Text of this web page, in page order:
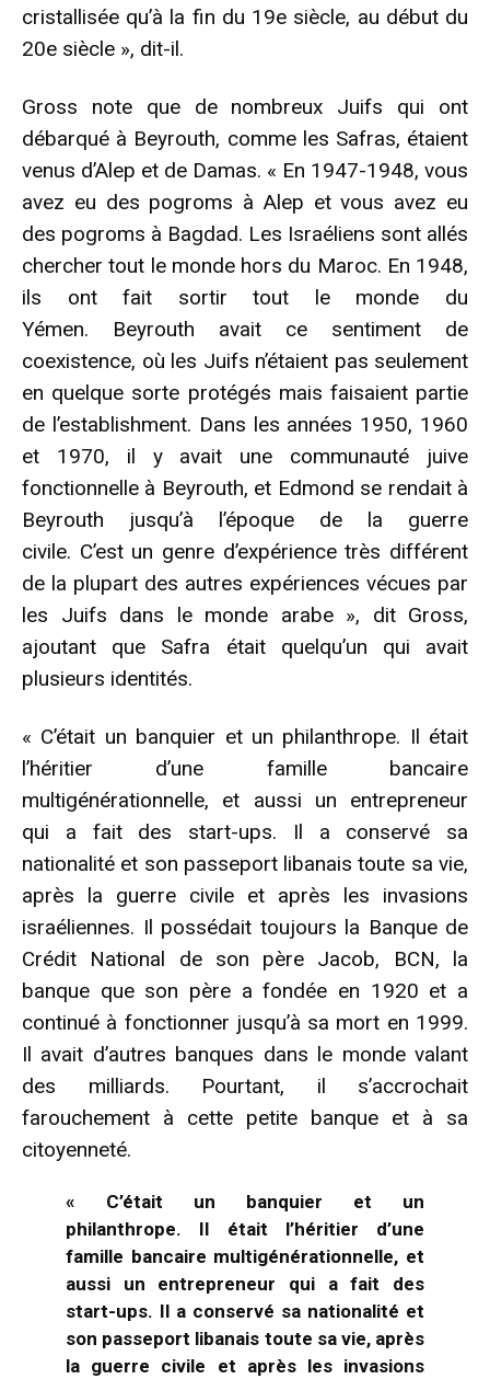
cristallisée qu’à la fin du 19e siècle, au début du
20e siècle », dit-il.
Gross note que de nombreux Juifs qui ont
débarqué à Beyrouth, comme les Safras, étaient
venus d’Alep et de Damas. « En 1947-1948, vous
avez eu des pogroms à Alep et vous avez eu
des pogroms à Bagdad. Les Israéliens sont allés
chercher tout le monde hors du Maroc. En 1948,
ils ont fait sortir tout le monde du
Yémen. Beyrouth avait ce sentiment de
coexistence, où les Juifs n’étaient pas seulement
en quelque sorte protégés mais faisaient partie
de l’establishment. Dans les années 1950, 1960
et 1970, il y avait une communauté juive
fonctionnelle à Beyrouth, et Edmond se rendait à
Beyrouth jusqu’à l’époque de la guerre
civile. C’est un genre d’expérience très différent
de la plupart des autres expériences vécues par
les Juifs dans le monde arabe », dit Gross,
ajoutant que Safra était quelqu’un qui avait
plusieurs identités.
« C’était un banquier et un philanthrope. Il était
l’héritier d’une famille bancaire
multigénérationnelle, et aussi un entrepreneur
qui a fait des start-ups. Il a conservé sa
nationalité et son passeport libanais toute sa vie,
après la guerre civile et après les invasions
israéliennes. Il possédait toujours la Banque de
Crédit National de son père Jacob, BCN, la
banque que son père a fondée en 1920 et a
continué à fonctionner jusqu’à sa mort en 1999.
Il avait d’autres banques dans le monde valant
des milliards. Pourtant, il s’accrochait
farouchement à cette petite banque et à sa
citoyenneté.
« C’était un banquier et un
philanthrope. Il était l’héritier d’une
famille bancaire multigénérationnelle, et
aussi un entrepreneur qui a fait des
start-ups. Il a conservé sa nationalité et
son passeport libanais toute sa vie, après
la guerre civile et après les invasions